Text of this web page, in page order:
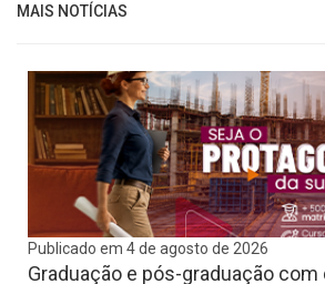
MAIS NOTÍCIAS
Publicado em 4 de agosto de 2026
Graduação e pós-graduação